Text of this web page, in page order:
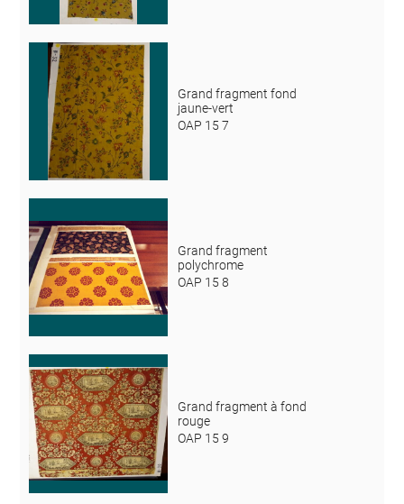
Grand fragment fond
jaune-vert
OAP 15 7
Grand fragment
polychrome
OAP 15 8
Grand fragment à fond
rouge
OAP 15 9